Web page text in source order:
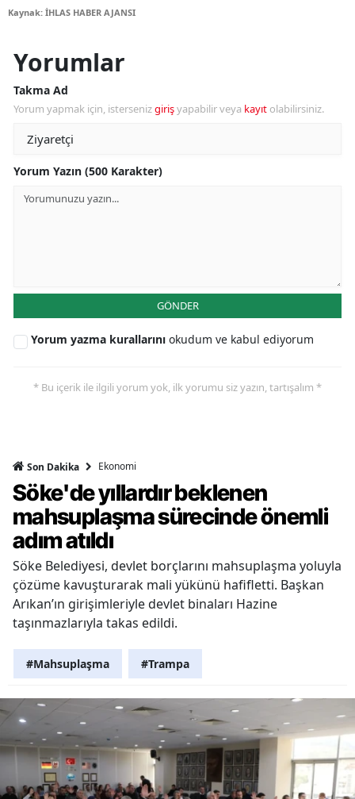
Kaynak: İHLAS HABER AJANSI
Yorumlar
Takma Ad
Yorum yapmak için, istersenizgirişyapabilir veya kayıt olabilirsiniz.
Yorum Yazın (500 Karakter)
GÖNDER
Yorum yazma kurallarını okudum ve kabul ediyorum
* Bu içerik ile ilgili yorum yok, ilk yorumu siz yazın, tartışalım *
Son Dakika Ekonomi
Söke'de yıllardır beklenen
mahsuplaşma sürecinde önemli
adım atıldı
Söke Belediyesi, devlet borçlarını mahsuplaşma yoluyla
çözüme kavuşturarak mali yükünü hafifletti. Başkan
Arıkan’ın girişimleriyle devlet binaları Hazine
taşınmazlarıyla takas edildi.
#Mahsuplaşma #Trampa